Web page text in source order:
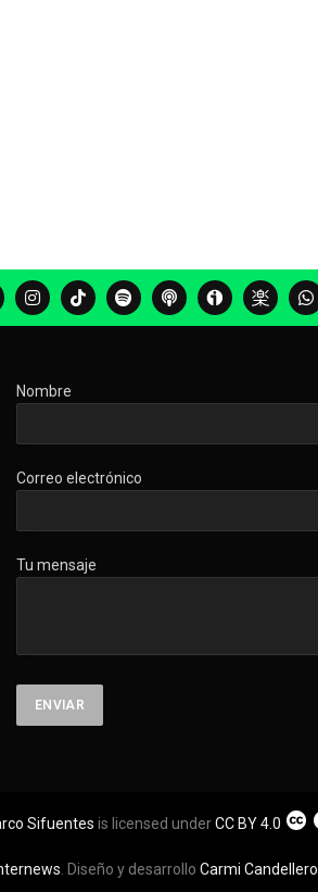
Nombre
Correo electrónico
Tu mensaje
Sifuentes is licensed underCC BY 4.0
. Diseño y desarrollo Carmi Candellero